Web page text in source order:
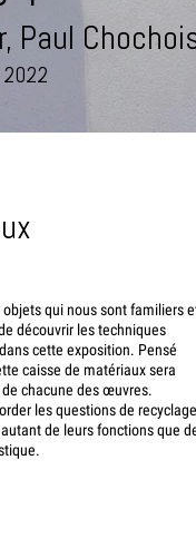
Paul
qui nous sont familiers
découvrir les techniques
cette exposition. Pensé
caisse de matériaux sera
chacune des œuvres.
les questions de
de leurs fonctions que